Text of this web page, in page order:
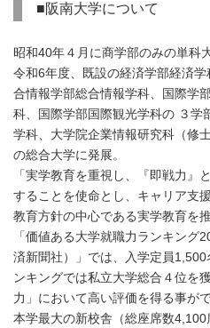
■阪南大学について
昭和40年４月に商学部のみの単科
令和6年度、既設の経済学部経済
合情報学部総合情報学科、国際学
科、国際学部国際観光学科の ３学
学科、大学院企業情報研究科（修
の総合大学に発展。
「実学教育を重視し、『即戦力』
することを使命とし、キャリア支
教育方針の中心である実学教育を
「価値ある大学就職力ランキング
済新聞社）」では、入学定員
ンキングでは私立大学総合４位を
力」において高い評価を得る事が
本学最大の新校舎（総座席数